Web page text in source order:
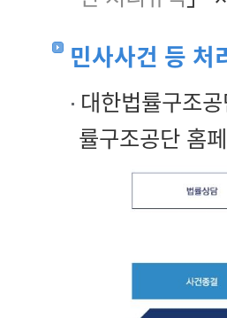
민사사건 등 처
대한법률구조
률구조공단 홈